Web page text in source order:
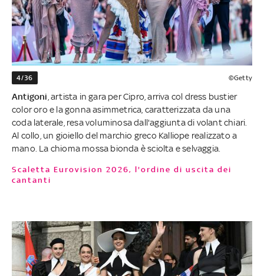
4/36 ©Getty
Antigoni , artista in gara per Cipro, arriva col dress bustier
color oro e la gonna asimmetrica, caratterizzata da una
coda laterale, resa voluminosa dall'aggiunta di volant chiari.
Al collo, un gioiello del marchio greco Kalliope realizzato a
mano. La chioma mossa bionda è sciolta e selvaggia.
Scaletta Eurovision 2026, l'ordine di uscita dei
cantanti